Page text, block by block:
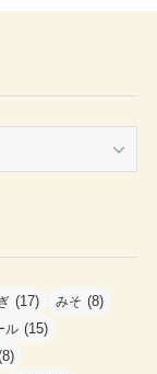
(17) みそ (8)
ル (15)